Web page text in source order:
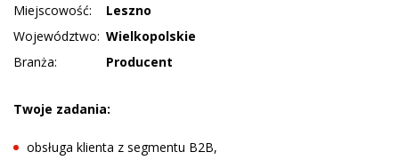
Miejscowość:
Leszno
Województwo: Wielkopolskie
Branża:
Producent
Twoje zadania:
obsługa klienta z segmentu B2B,